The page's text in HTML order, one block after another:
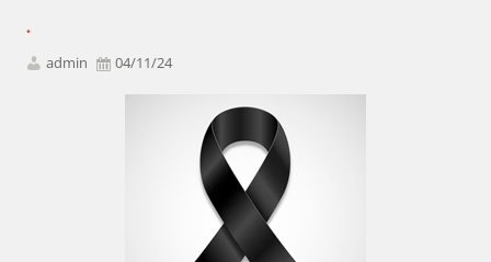
.
admin 04/11/24